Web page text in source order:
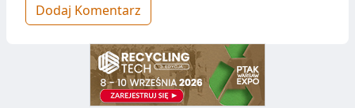
Dodaj Komentarz